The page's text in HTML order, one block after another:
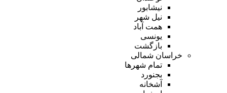
نیشابور
نیل شهر
همت آباد
یونسی
بازگشت
خراسان شمالی
تمام شهر‌ها
بجنورد
آشخانه